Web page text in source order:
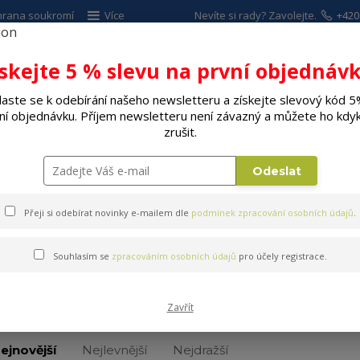
soukromí Více
Hledat
Nevíte si rady? Zavolejte.
SPOTŘEBIČE ELEKTRO DÍLNA A
Sklenice, panáky Sklenice klasické
Nejlevnější Nejdražší
5 % slevu na první
se k odebírání našeho newsletteru a získejte slevový kód
objednávku. Příjem newsletteru není závazný a můžete ho
zrušit.
Odeslat
Přeji si odebírat novinky e-mailem dle podmínek zpracování osobních údajů.
Souhlasím se zpracováním osobních údajů pro účely registrace.
Zavřít